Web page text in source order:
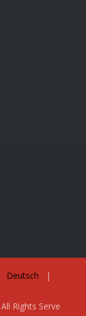
Rights Serve
Deutsch
|